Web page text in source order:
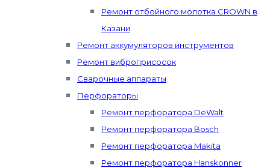
Ремонт отбойного молотка CROWN в
Казани
Ремонт аккумуляторов инструментов
Ремонт виброприсосок
Сварочные аппараты
Перфораторы
Ремонт перфоратора DeWalt
Ремонт перфоратора Bosch
Ремонт перфоратора Makita
Ремонт перфоратора Hanskonner